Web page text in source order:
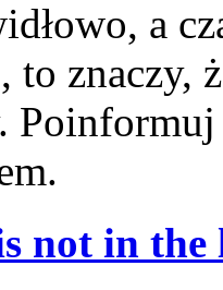
a
to znaczy,
not in the